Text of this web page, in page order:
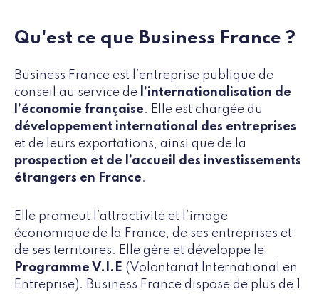
Qu'est ce que Business France ?
Business France est l’entreprise publique de
conseil au service de l’internationalisation de
l’économie française. Elle est chargée du
développement international des entreprises
et de leurs exportations, ainsi que de la
prospection et de l’accueil des investissements
étrangers en France.
Elle promeut l’attractivité et l’image
économique de la France, de ses entreprises et
de ses territoires. Elle gère et développe le
Programme V.I.E (Volontariat International en
Entreprise). Business France dispose de plus de 1